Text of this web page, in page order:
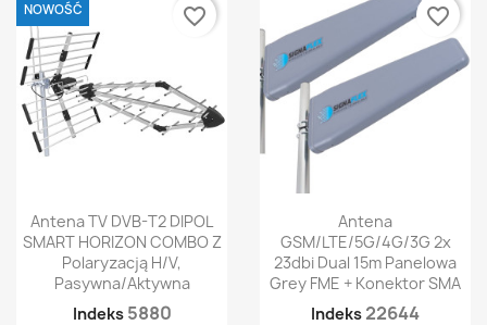
Antena TV DVB-T2 DIPOL
SMART HORIZON COMBO Z
Polaryzacją H/V,
Pasywna/Aktywna
Indeks 5880
NOWOŚĆ favorite_border
Antena
GSM/LTE/5G/4G/3G 2x
23dbi Dual 15m Panelowa
Grey FME + Konektor SMA
Indeks 22644
favorite_border